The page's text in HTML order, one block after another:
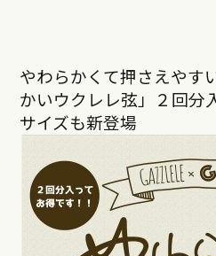
やわらかくて押さえやす
かいウクレレ弦」２回分
サイズも新登場